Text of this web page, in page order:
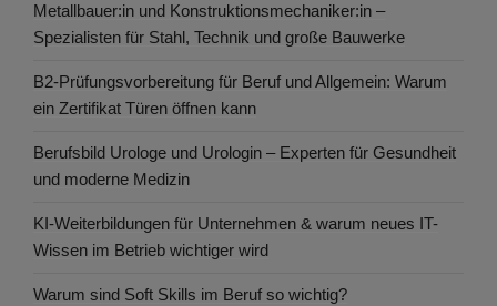
Metallbauer:in und Konstruktionsmechaniker:in –
Spezialisten für Stahl, Technik und große Bauwerke
B2-Prüfungsvorbereitung für Beruf und Allgemein: Warum
ein Zertifikat Türen öffnen kann
Berufsbild Urologe und Urologin – Experten für Gesundheit
und moderne Medizin
KI-Weiterbildungen für Unternehmen & warum neues IT-
Wissen im Betrieb wichtiger wird
Warum sind Soft Skills im Beruf so wichtig?